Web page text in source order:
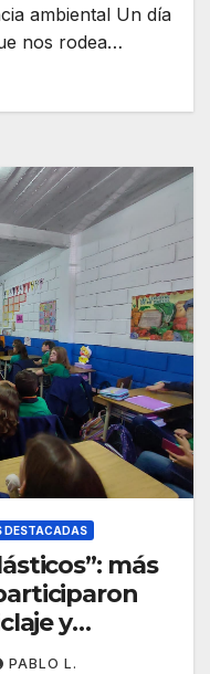
ambiental Un día
nos rodea…
DESTACADAS
más
y
PABLO L.